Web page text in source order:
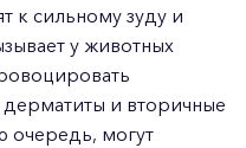
к сильному зуду и
у животных
и вторичные
очередь, могут